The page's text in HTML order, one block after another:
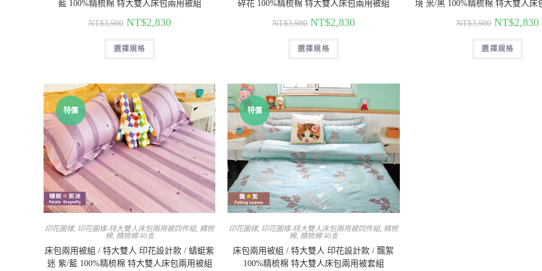
藍 100%精梳棉 特大雙人床包兩用被組
NT$3,980 NT$2,830
選擇規格
碎花 100%精梳棉 特大雙人床包兩用被組
NT$3,980 NT$2,830
選擇規格
境 米/黑 100%精梳棉 特大雙人床
NT$3,980 NT$2,830
選擇規格
特價
印花圖樣, 印花圖樣-特大雙人床包兩用被四件組, 精梳
棉, 精梳棉 40支
床包兩用被組 / 特大雙人 印花設計款 / 蜻蜓紫
迷 紫/藍 100%精梳棉 特大雙人床包兩用被組
特價
印花圖樣, 印花圖樣-特大雙人床包兩用被四件組, 精梳
棉, 精梳棉 40支
床包兩用被組 / 特大雙人 印花設計款 / 飄絮
100%精梳棉 特大雙人床包兩用被套組